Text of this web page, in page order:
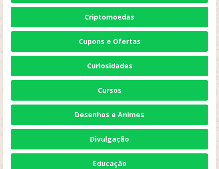
Criptomoedas
Cupons e Ofertas
Curiosidades
Cursos
Desenhos e Animes
Divulgação
Educação